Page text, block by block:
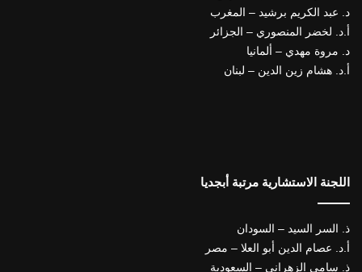
د. عبد الكريم برشيد – المغرب
أ.د. لخضر المنصوري – الجزائر
د. مروة مهدي – ألمانيا
أ.د. هشام زين الدين – لبنان
اللجنة الاستشارية مرتبة أبجديا
ذ. السر السيد – السودان
أ.د. عصام الدين أبو العلا – مصر
ذ. سامي الزهراني – السعودية